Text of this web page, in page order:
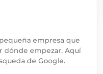
empresa que
dónde empezar. Aquí
de Google.